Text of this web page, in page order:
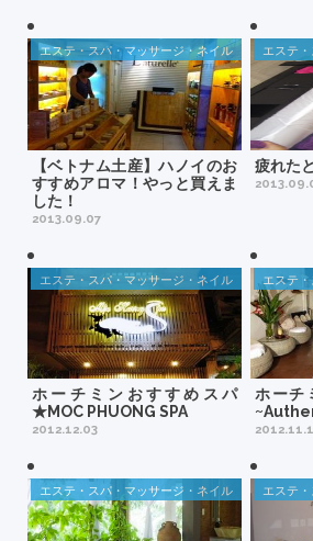
【ベトナム土産】ハノイのお
すすめアロマ！やっと買えま
した！
2013.09.07
エステ・スパ・マッサージ・ネイル
疲れた
エステ
ホーチミンおすすめスパ
★MOC PHUONG SPA
2012.12.03
エステ・スパ・マッサージ・ネイル
ホーチ
エステ
エステ・スパ・マッサージ・ネイル エステ